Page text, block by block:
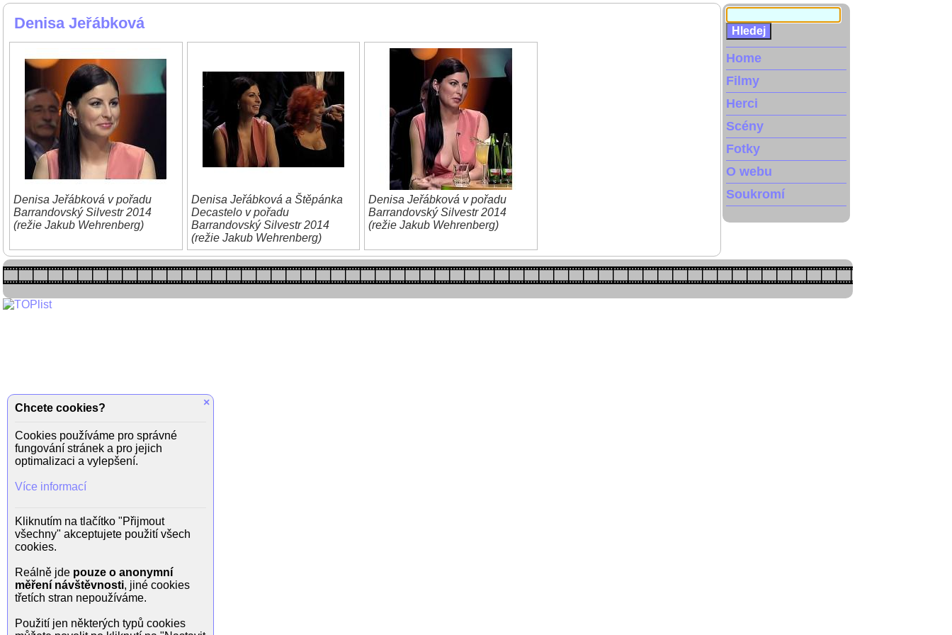
Denisa Jeřábková
Denisa Jeřábková v pořadu
Barrandovský Silvestr 2014
(režie Jakub Wehrenberg)
Denisa Jeřábková a Štěpánka
Decastelo v pořadu
Barrandovský Silvestr 2014
(režie Jakub Wehrenberg)
Denisa Jeřábková v pořadu
Barrandovský Silvestr 2014
(režie Jakub Wehrenberg)
Home
Filmy
Herci
Scény
Fotky
O webu
Soukromí
×
Chcete cookies?
Cookies používáme pro správné
fungování stránek a pro jejich
optimalizaci a vylepšení.
Více informací
Kliknutím na tlačítko "Přijmout
všechny" akceptujete použití všech
cookies.
Reálně jde pouze o anonymní
měření návštěvnosti, jiné cookies
třetích stran nepoužíváme.
Použití jen některých typů cookies